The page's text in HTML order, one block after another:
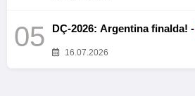
05 DÇ-2026: Argentina finalda! -
16.07.2026